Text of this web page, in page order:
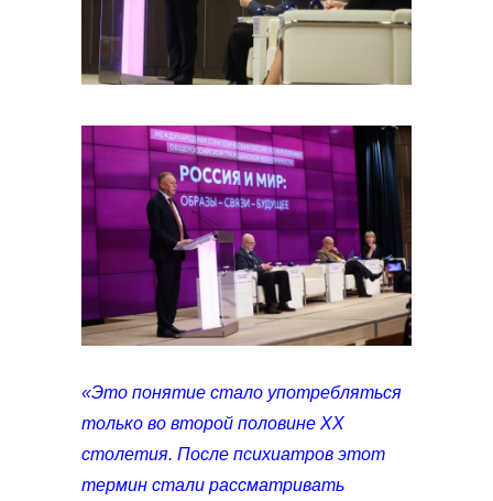
«Это понятие стало употребляться
только во второй половине ХХ
столетия. После психиатров этот
термин стали рассматривать